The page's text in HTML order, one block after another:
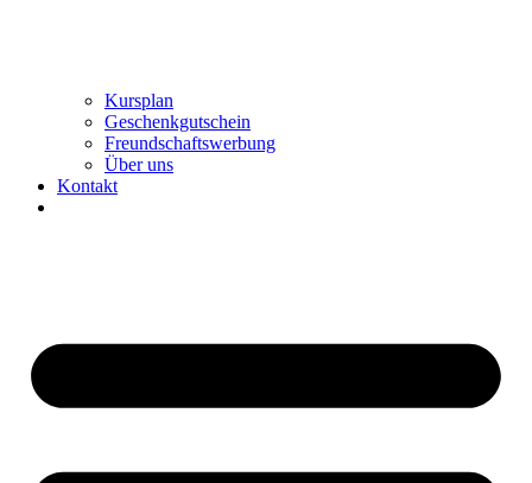
Kursplan
Geschenkgutschein
Freundschaftswerbung
Über uns
Kontakt